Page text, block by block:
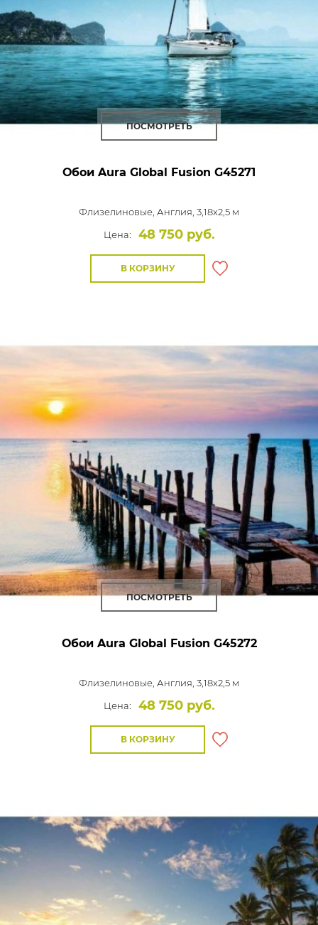
ПОСМОТРЕТЬ
Обои Aura Global Fusion G45271
Флизелиновые, Англия, 3,18x2,5 м
Цена:
48 750 руб.
В КОРЗИНУ
ПОСМОТРЕТЬ
Обои Aura Global Fusion G45272
Флизелиновые, Англия, 3,18x2,5 м
Цена:
48 750 руб.
В КОРЗИНУ